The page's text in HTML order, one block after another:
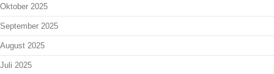
Oktober 2025
September 2025
August 2025
Juli 2025